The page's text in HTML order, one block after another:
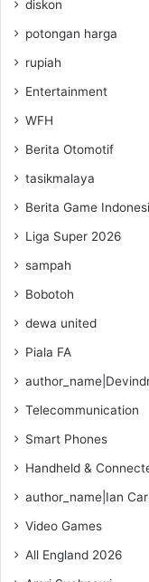
diskon
potongan harga
rupiah
Entertainment
WFH
Berita Otomotif
tasikmalaya
Berita Game
Liga Super 2026
sampah
Bobotoh
dewa united
Piala FA
Telecommunication
Smart Phones
Handheld &
author_name|Ian
Video Games
All England 2026